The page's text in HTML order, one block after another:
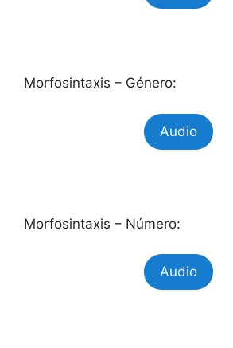
Morfosintaxis – Género:
Audio
Morfosintaxis – Número:
Audio